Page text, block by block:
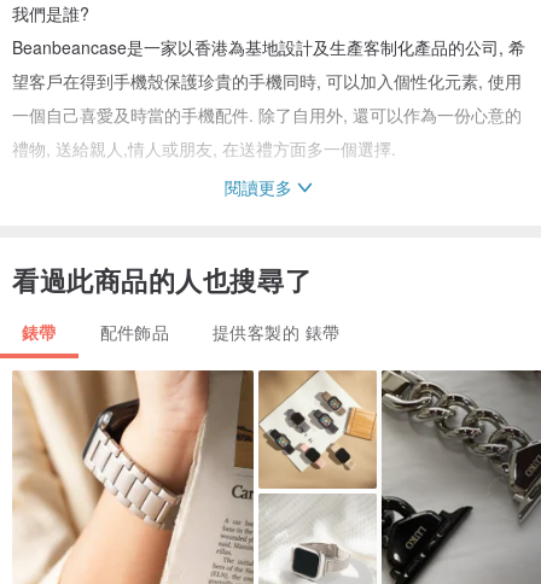
我們是誰?
Beanbeancase是一家以香港為基地設計及生產客制化產品的公司, 希
望客戶在得到手機殼保護珍貴的手機同時, 可以加入個性化元素, 使用
一個自己喜愛及時當的手機配件. 除了自用外, 還可以作為一份心意的
禮物, 送給親人,情人或朋友, 在送禮方面多一個選擇.
我們所有產品, 均在香港設計,生產及寄出, 所有產品寄出前會有嚴格的
中不會對環境做成污染.
如何購買?
我們分別有38mm / 40mm / 42mm / 44mm 的款式, 請選擇正確的尺
寸
產地/製造方式
產地香港 手工製作
閱讀更多
看過此商品的人也搜尋了
錶帶 配件飾品 提供客製的 錶帶